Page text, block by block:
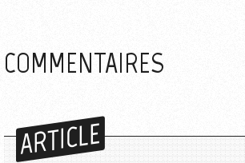
COMMENTAIRES
ARTICLE